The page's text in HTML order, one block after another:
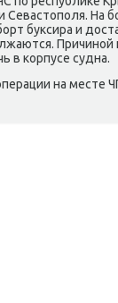
На
буксира и
Причиной
в корпусе судна.
на месте